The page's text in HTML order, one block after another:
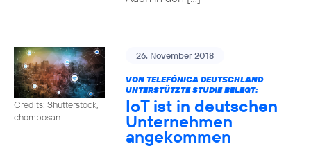
Credits: Shutterstock,
chombosan
26. November 2018
VON TELEFÓNICA DEUTSCHLAND
UNTERSTÜTZTE STUDIE BELEGT:
IoT ist in deutschen
Unternehmen
angekommen